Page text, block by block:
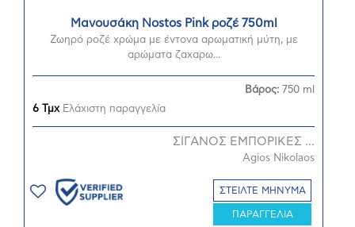
Μανουσάκη Nostos Pink ροζέ 750ml
Ζωηρό ροζέ χρώμα με έντονα αρωματική μύτη, με
αρώματα ζαχαρω...
6 ΤμχΕλάχιστη παραγγελία
Βάρος: 750 ml
ΣΙΓΑΝΟΣ ΕΜΠΟΡΙΚΕΣ ...
Agios Nikolaos
ΣΤΕΙΛΤΕ ΜΗΝΥΜΑ
ΠΑΡΑΓΓΕΛΙΑ